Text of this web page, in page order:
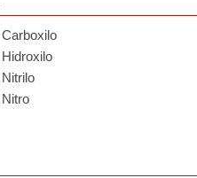
Carboxilo
Hidroxilo
Nitrilo
Nitro